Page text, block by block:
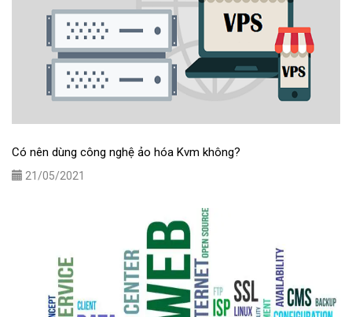
Có nên dùng công nghệ ảo hóa Kvm không?
21/05/2021